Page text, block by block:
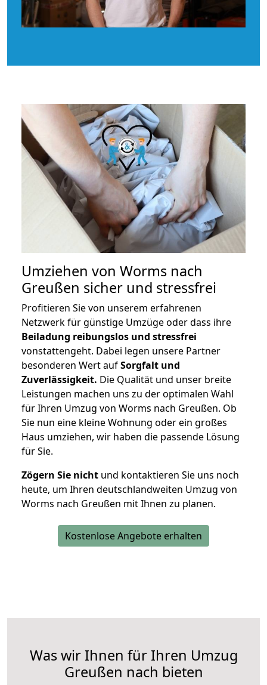
Umziehen von Worms nach
Greußen sicher und stressfrei
Profitieren Sie von unserem erfahrenen
Netzwerk für günstige Umzüge oder dass ihre
Beiladung reibungslos und stressfrei
vonstattengeht. Dabei legen unsere Partner
besonderen Wert aufSorgfalt und
Zuverlässigkeit. Die Qualität und unser breite
Leistungen machen uns zu der optimalen Wahl
für Ihren Umzug von Worms nach Greußen. Ob
Sie nun eine kleine Wohnung oder ein großes
Haus umziehen, wir haben die passende Lösung
für Sie.
Zögern Sie nicht und kontaktieren Sie uns noch
heute, um Ihren deutschlandweiten Umzug von
Worms nach Greußen mit Ihnen zu planen.
Kostenlose Angebote erhalten
Was wir Ihnen für Ihren Umzug
Greußen nach bieten